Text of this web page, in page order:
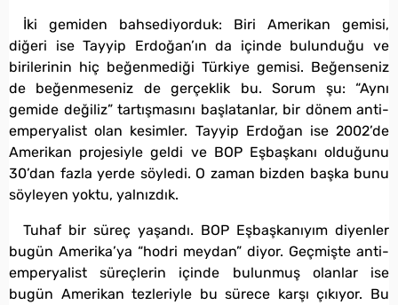
İki gemiden bahsediyorduk: Biri Amerikan gemisi,
diğeri ise Tayyip Erdoğan’ın da içinde bulunduğu ve
birilerinin hiç beğenmediği Türkiye gemisi. Beğenseniz
de beğenmeseniz de gerçeklik bu. Sorum şu: “Aynı
gemide değiliz” tartışmasını başlatanlar, bir dönem anti-
emperyalist olan kesimler. Tayyip Erdoğan ise 2002’de
Amerikan projesiyle geldi ve BOP Eşbaşkanı olduğunu
30’dan fazla yerde söyledi. O zaman bizden başka bunu
söyleyen yoktu, yalnızdık.
Tuhaf bir süreç yaşandı. BOP Eşbaşkanıyım diyenler
bugün Amerika’ya “hodri meydan” diyor. Geçmişte anti-
emperyalist süreçlerin içinde bulunmuş olanlar ise
bugün Amerikan tezleriyle bu sürece karşı çıkıyor. Bu